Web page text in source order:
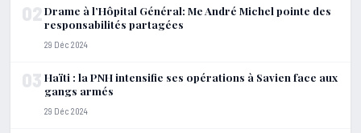
02Drame à l’Hôpital Général: Me André Michel pointe des
responsabilités partagées
29 Déc 2024
03 Haïti : la PNH intensifie ses opérations à Savien face aux
gangs armés
29 Déc 2024